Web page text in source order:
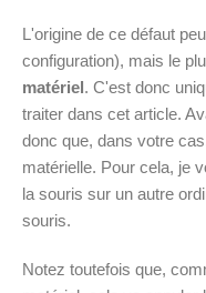
L'origine de ce défaut
configuration), mais le
matériel. C'est donc
traiter dans cet article.
donc que, dans votre
matérielle. Pour cela, je
la souris sur un autre
souris.
Notez toutefois que,